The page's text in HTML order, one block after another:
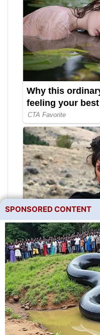
A také je
dodržovat
hnojiv –
SPONSORED CONTENT